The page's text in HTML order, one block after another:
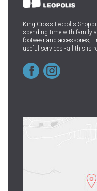
King Cross Leopolis
spending time with family
footwear and accessories;
useful services - all this is